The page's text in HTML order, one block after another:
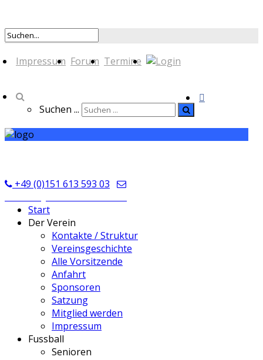
Impressum Forum Termine
Suchen ...
+49 (0)151 613 593 03
Start
Der Verein
Kontakte / Struktur
Vereinsgeschichte
Alle Vorsitzende
Anfahrt
Sponsoren
Satzung
Mitglied werden
Impressum
Fussball
Senioren